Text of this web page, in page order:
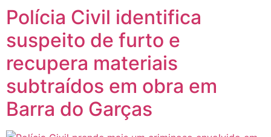
Polícia Civil identifica
suspeito de furto e
recupera materiais
subtraídos em obra em
Barra do Garças